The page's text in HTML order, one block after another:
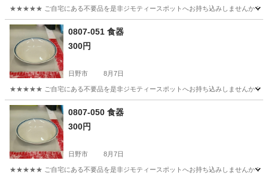
★★★★★ ご自宅にある不要品を是非ジモティースポットへお持ち込みしませんか？
東京 日野市 現地
0807-051 食器
300円
日野市 8月7日
★★★★★ ご自宅にある不要品を是非ジモティースポットへお持ち込みしませんか？
東京 日野市 現地
0807-050 食器
300円
日野市 8月7日
★★★★★ ご自宅にある不要品を是非ジモティースポットへお持ち込みしませんか？